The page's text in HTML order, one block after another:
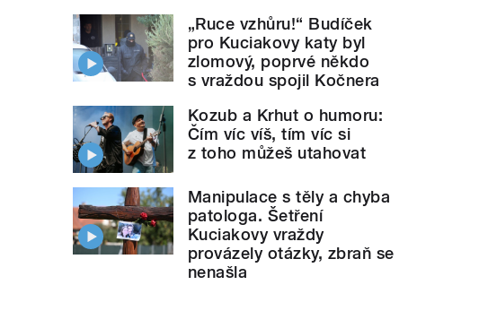
„Ruce vzhůru!“ Budíček
pro Kuciakovy katy byl
zlomový, poprvé někdo
s vraždou spojil Kočnera
Kozub a Krhut o humoru:
Čím víc víš, tím víc si
z toho můžeš utahovat
Manipulace s těly a chyba
patologa. Šetření
Kuciakovy vraždy
provázely otázky, zbraň se
nenašla